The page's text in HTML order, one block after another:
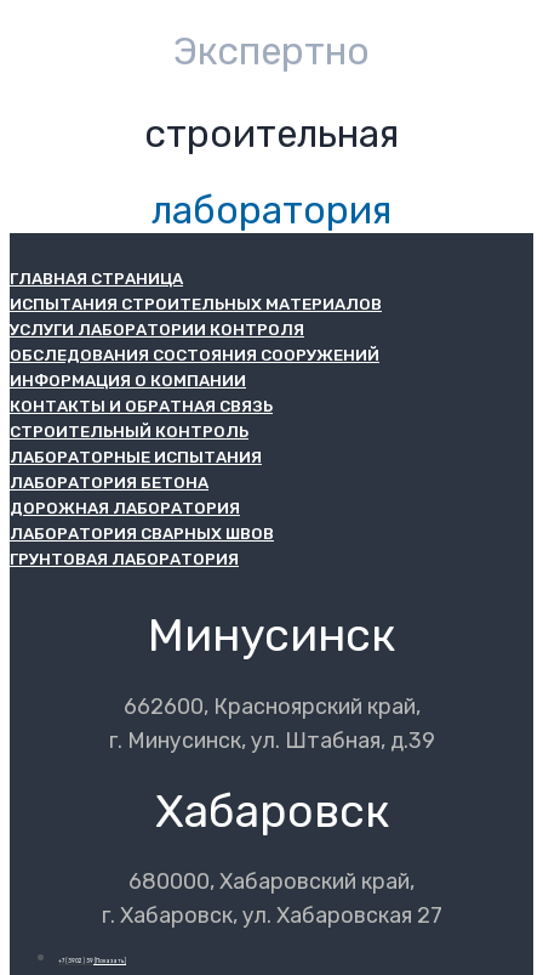
Экспертно
строительная
лаборатория
ГЛАВНАЯ СТРАНИЦА
ИСПЫТАНИЯ СТРОИТЕЛЬНЫХ МАТЕРИАЛОВ
УСЛУГИ ЛАБОРАТОРИИ КОНТРОЛЯ
ОБСЛЕДОВАНИЯ СОСТОЯНИЯ СООРУЖЕНИЙ
ИНФОРМАЦИЯ О КОМПАНИИ
КОНТАКТЫ И ОБРАТНАЯ СВЯЗЬ
СТРОИТЕЛЬНЫЙ КОНТРОЛЬ
ЛАБОРАТОРНЫЕ ИСПЫТАНИЯ
ЛАБОРАТОРИЯ БЕТОНА
ДОРОЖНАЯ ЛАБОРАТОРИЯ
ЛАБОРАТОРИЯ СВАРНЫХ ШВОВ
ГРУНТОВАЯ ЛАБОРАТОРИЯ
Минусинск
662600, Красноярский край,
г. Минусинск, ул. Штабная, д.39
Хабаровск
680000, Хабаровский край,
г. Хабаровск, ул. Хабаровская 27
+7 (3902) 39 [Показать]